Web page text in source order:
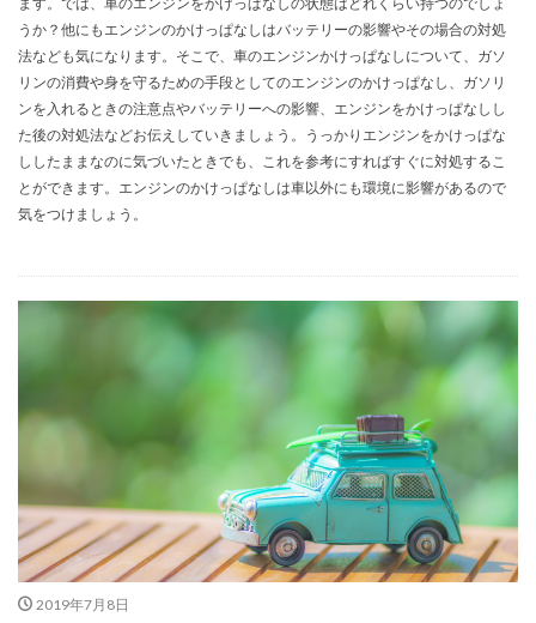
うか？他にもエンジンのかけっぱなしはバッテリーの影響やその場合の対処
法なども気になります。そこで、車のエンジンかけっぱなしについて、ガソ
リンの消費や身を守るための手段としてのエンジンのかけっぱなし、ガソリ
ンを入れるときの注意点やバッテリーへの影響、エンジンをかけっぱなしし
た後の対処法などお伝えしていきましょう。うっかりエンジンをかけっぱな
ししたままなのに気づいたときでも、これを参考にすればすぐに対処するこ
とができます。エンジンのかけっぱなしは車以外にも環境に影響があるので
気をつけましょう。
2019年7月8日